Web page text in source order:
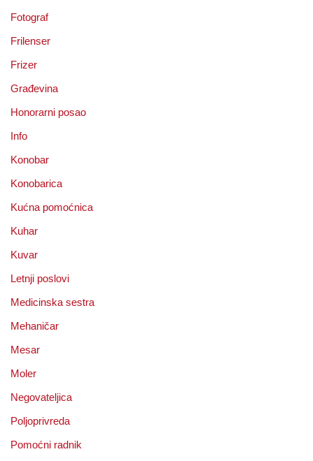
Fotograf
Frilenser
Frizer
Građevina
Honorarni posao
Info
Konobar
Konobarica
Kućna pomoćnica
Kuhar
Kuvar
Letnji poslovi
Medicinska sestra
Mehaničar
Mesar
Moler
Negovateljica
Poljoprivreda
Pomoćni radnik